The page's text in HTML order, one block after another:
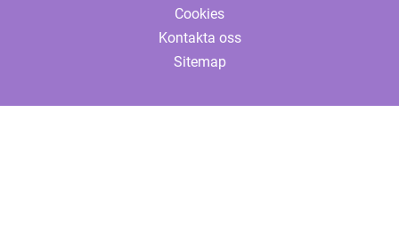
Cookies
Kontakta oss
Sitemap